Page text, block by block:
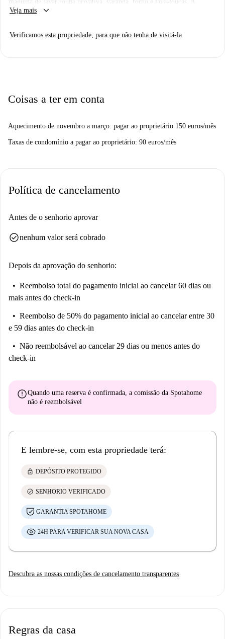
máquina de lavar roupa privativa, varanda, forno e lava-louças. A
Spotahome inspecionou pessoalmente este imóvel para garantir sua
Veja mais keyboard_arrow_down
Verificamos esta propriedade, para que não tenha de visitá-la
Coisas a ter em conta
Aquecimento de novembro a março: pagar ao proprietário 150 euros/mês
Taxas de condomínio a pagar ao proprietário: 90 euros/mês
Política de cancelamento
Antes de o senhorio aprovar
check_circlenenhum valor será cobrado
Depois da aprovação do senhorio:
Reembolso total do pagamento inicial ao cancelar 60 dias ou
mais antes do check-in
Reembolso de 50% do pagamento inicial ao cancelar entre 30
e 59 dias antes do check-in
Não reembolsável ao cancelar 29 dias ou menos antes do
check-in
errorQuando uma reserva é confirmada, a comissão da Spotahome
não é reembolsável
E lembre-se, com esta propriedade terá:
lock DEPÓSITO PROTEGIDO
check_circle SENHORIO VERIFICADO
GARANTIA SPOTAHOME
24H PARA VERIFICAR SUA NOVA CASA
Descubra as nossas condições de cancelamento transparentes
Regras da casa